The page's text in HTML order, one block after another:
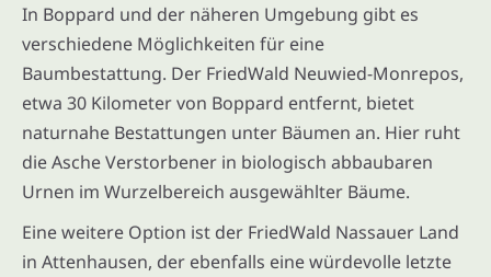
In Boppard und der näheren Umgebung gibt es
verschiedene Möglichkeiten für eine
Baumbestattung. Der FriedWald Neuwied-Monrepos,
etwa 30 Kilometer von Boppard entfernt, bietet
naturnahe Bestattungen unter Bäumen an. Hier ruht
die Asche Verstorbener in biologisch abbaubaren
Urnen im Wurzelbereich ausgewählter Bäume.
Eine weitere Option ist der FriedWald Nassauer Land
in Attenhausen, der ebenfalls eine würdevolle letzte